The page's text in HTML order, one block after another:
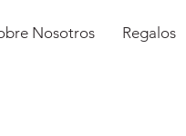
Nosotros Regalos